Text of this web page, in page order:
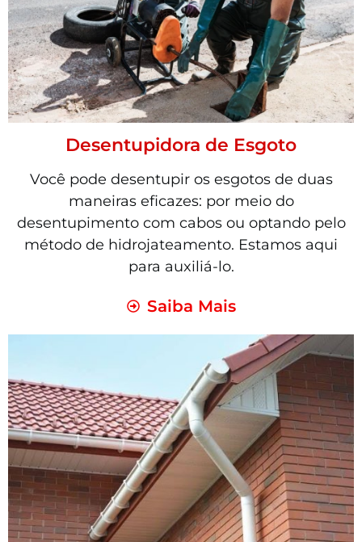
Desentupidora de Esgoto
Você pode desentupir os esgotos de duas
maneiras eficazes: por meio do
desentupimento com cabos ou optando pelo
método de hidrojateamento. Estamos aqui
para auxiliá-lo.
Saiba Mais